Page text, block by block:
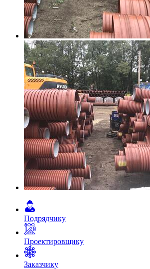
Подрядчику
Проектировщику
Заказчику